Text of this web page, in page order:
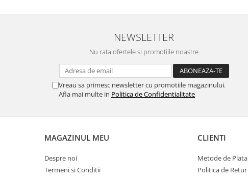
NEWSLETTER
Nu rata ofertele si promotiile noastre
Vreau sa primesc newsletter cu promotiile magazinului.
Afla mai multe in Politica de Confidentialitate
MAGAZINUL MEU
Despre noi
Termeni si Conditii
CLIENTI
Metode de Plata
Politica de Retur